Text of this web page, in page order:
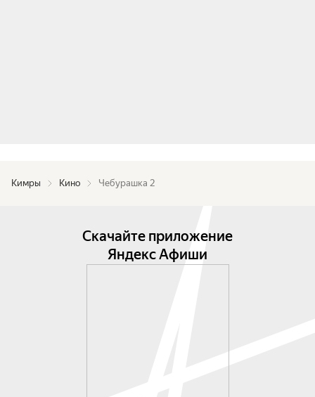
Кимры Кино Чебурашка 2
Скачайте приложение
Яндекс Афиши